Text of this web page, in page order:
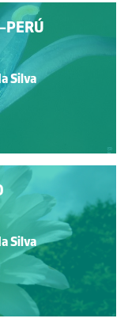
PERÚ
Silva
Silva